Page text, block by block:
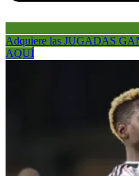
Adquiere las JUGADAS
AQUÍ